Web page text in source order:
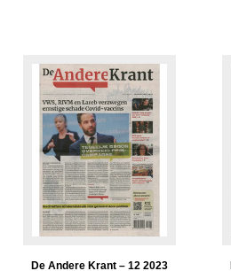
De Andere Krant – 12 2023